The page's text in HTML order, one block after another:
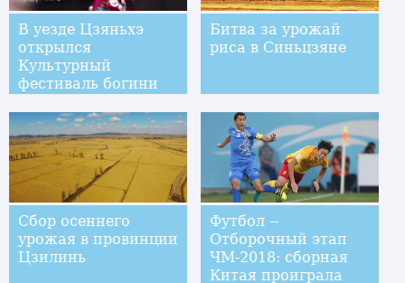
В уезде Цзяньхэ
открылся
Культурный
фестиваль богини
Битва за урожай
риса в Синьцзяне
Сбор осеннего
урожая в провинции
Цзилинь
Футбол --
Отборочный этап
ЧМ-2018: сборная
Китая проиграла